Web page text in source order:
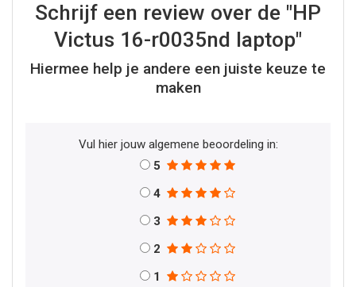
Schrijf een review over de "HP
Victus 16-r0035nd laptop"
Hiermee help je andere een juiste keuze te
maken
Vul hier jouw algemene beoordeling in:
5
4
3
2
1